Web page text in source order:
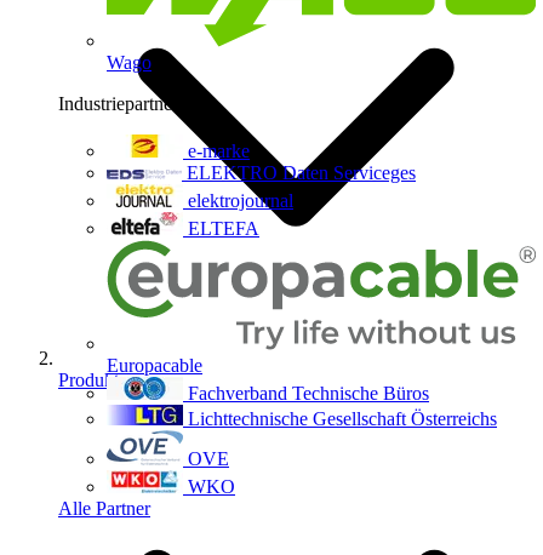
Wago
Industriepartner
e-marke
ELEKTRO Daten Serviceges
elektrojournal
ELTEFA
Europacable
Fachverband Technische Büros
Lichttechnische Gesellschaft Österreichs
OVE
WKO
Alle Partner
Produkte